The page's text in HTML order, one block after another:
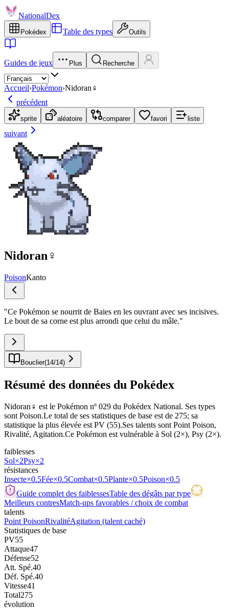
NationalDex
Pokédex Table des types Outils
Guides de jeux Plus Recherche
Accueil›Pokémon›Nidoran♀
précédent
sprite aléatoire comparer favori liste
suivant
Nidoran♀
PoisonKanto
"Ce Pokémon se nourrit de Baies en les ouvrant avec ses incisives.
Le bout de sa corne est plus arrondi que celui du mâle."
Bouclier(14/14)
Résumé des données du Pokédex
Nidoran♀ est le Pokémon nº 029 du Pokédex National. Ses types
sont Poison.Le total de ses statistiques de base est de 275; sa
statistique la plus élevée est PV (55).Ses talents sont Point Poison,
Rivalité, Agitation.Ce Pokémon est vulnérable à Sol (2×), Psy (2×).
faiblesses
Sol×2Psy×2
résistances
Insecte×0.5Fée×0.5Combat×0.5Plante×0.5Poison×0.5
Guide complet des faiblessesTable des dégâts par type
Meilleurs contresMatch-ups favorables / choix de combat
talents
Point PoisonRivalitéAgitation (talent caché)
Statistiques de base
PV55
Attaque47
Défense52
Att. Spé.40
Déf. Spé.40
Vitesse41
Total275
évolution